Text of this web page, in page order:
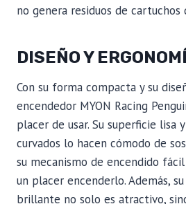
no genera residuos de cartuchos
DISEÑO Y
Con su forma compacta y su
encendedor MYON Racing
placer de usar. Su superficie lisa
curvados lo hacen cómodo de
su mecanismo de encendido
un placer encenderlo. Además,
brillante no solo es atractivo,